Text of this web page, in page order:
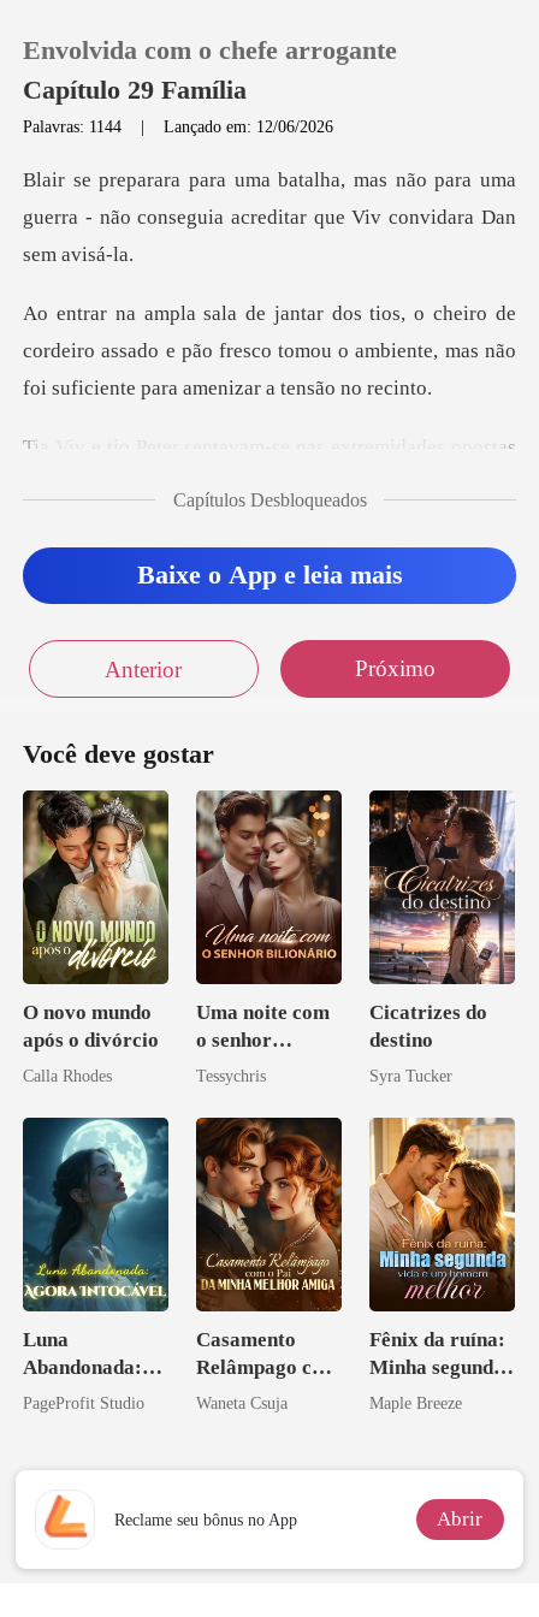
0
Loja
Histórico
Sair
Envolvida com o chefe arrogante
Capítulo 29 Família
Palavras: 1144 |Lançado em: 12/06/2026
não para uma
guerra - não conseguia acred
de
cordeiro assado e pão fresco tomou o ambiente, mas
Capítulos Desbloqueados
Baixe o App e leia mais
Anterior Próximo
Você deve gostar
O novo mundo
após o divórcio
Calla Rhodes
Uma noite com
o senhor
Bilionário
Tessychris
Cicatrizes do
destino
Syra Tucker
Luna
Abandonada:
Agora Intocável
PageProfit Studio
Casamento
Relâmpago com
o Pai da Minha
Waneta Csuja
Fênix da ruína:
Minha segunda
vida e um
Maple Breeze
Reclame seu bônus no App Abrir